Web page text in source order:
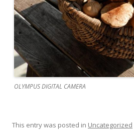
OLYMPUS DIGITAL CAMERA
This entry was posted in Uncategorized